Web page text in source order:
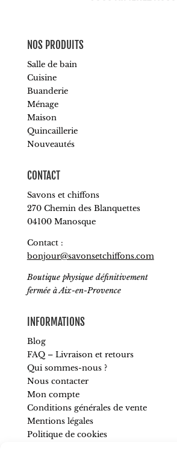
NOS PRODUITS
Salle de bain
Cuisine
Buanderie
Ménage
Maison
Quincaillerie
Nouveautés
CONTACT
Savons et chiffons
270 Chemin des Blanquettes
04100 Manosque
Contact :
bonjour@savonsetchiffons.com
Boutique physique définitivement
fermée à Aix-en-Provence
INFORMATIONS
Blog
FAQ – Livraison et retours
Qui sommes-nous ?
Nous contacter
Mon compte
Conditions générales de vente
Mentions légales
Politique de cookies